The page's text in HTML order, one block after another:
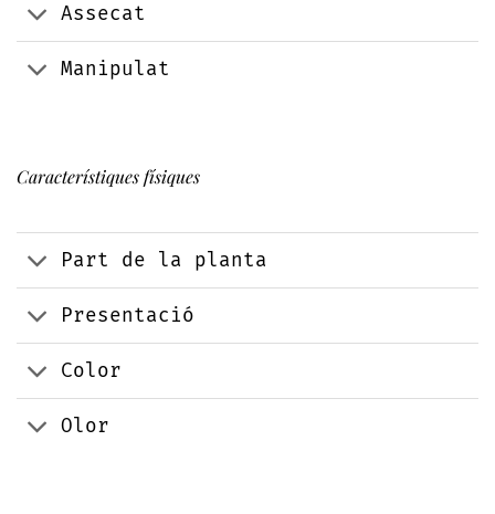
Assecat
Manipulat
Característiques físiques
Part de la planta
Presentació
Color
Olor